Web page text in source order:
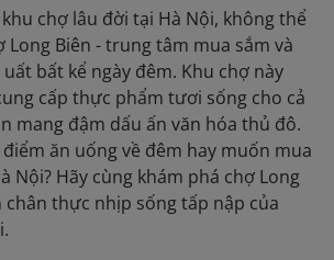
chợ lâu đời tại Hà Nội, không thể
Long Biên - trung tâm mua sắm và
bất kể ngày đêm. Khu chợ này
cấp thực phẩm tươi sống cho cả
mang đậm dấu ấn văn hóa thủ đô.
ăn uống về đêm hay muốn mua
Nội? Hãy cùng khám phá chợ Long
chân thực nhịp sống tấp nập của